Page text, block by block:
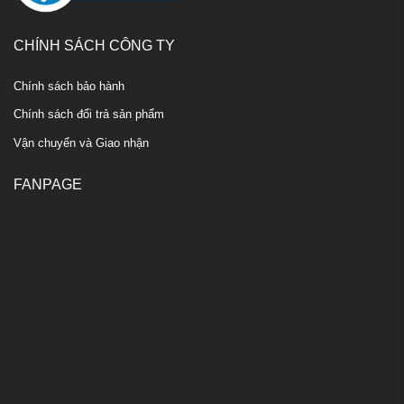
CHÍNH SÁCH CÔNG TY
Chính sách bảo hành
Chính sách đổi trả sản phẩm
Vận chuyển và Giao nhận
FANPAGE